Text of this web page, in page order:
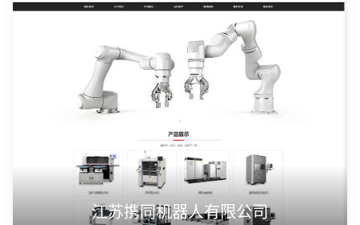
江苏携同机器人有限公司